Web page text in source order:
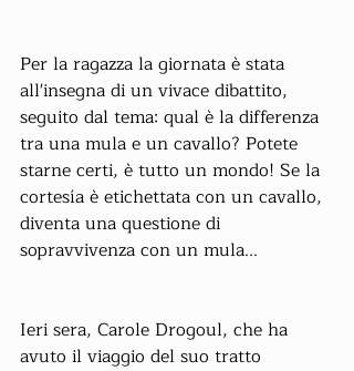
Per la ragazza la giornata è stata
all'insegna di un vivace dibattito,
seguito dal tema: qual è la differenza
tra una mula e un cavallo? Potete
starne certi, è tutto un mondo! Se la
cortesía è etichettata con un cavallo,
diventa una questione di
sopravvivenza con un mula...
Ieri sera, Carole Drogoul, che ha
avuto il viaggio del suo tratto